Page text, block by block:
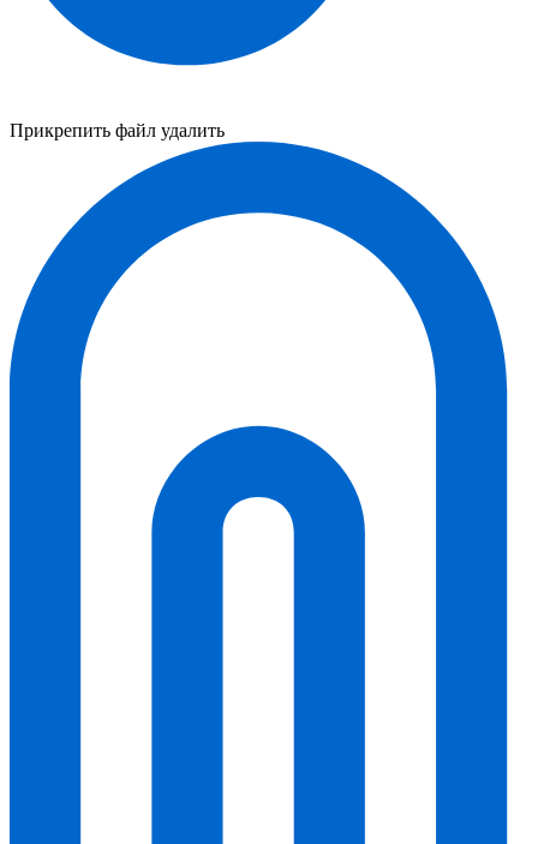
Прикрепить файл удалить